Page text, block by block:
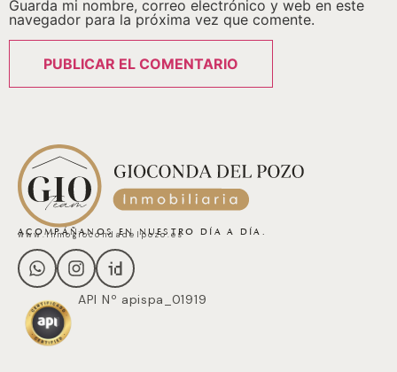
Guarda mi nombre, correo electrónico y web en este
navegador para la próxima vez que comente.
ACOMPÁÑANOS EN NUESTRO DÍA A DÍA.
www.inmogiocondadelpozo.es
API Nº apispa_01919